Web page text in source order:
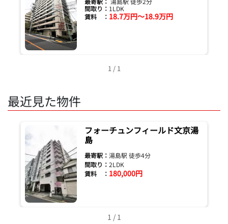
間取り： 1LDK
賃料 ： 18.7万円～18.9万円
1 / 1
最近見た物件
フォーチュンフィールド文京湯
島
最寄駅： 湯島駅 徒歩4分
間取り： 2LDK
賃料 ： 180,000円
1 / 1